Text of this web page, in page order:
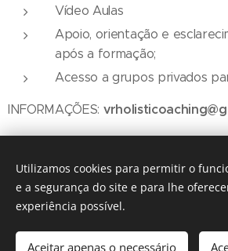
Vídeo Aulas
Apoio, orientação e
após a formação;
Acesso a grupos privados
INFORMAÇÕES:
© Espírito Aloha
Utilizamos cookies para permitir o
e a segurança do site e para lhe
experiência possível.
Aceitar apenas o necessário